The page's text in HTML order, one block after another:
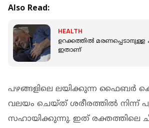
Also Read:
HEALTH
ഉറക്കത്തിൽ
ഇതാണ്
പഴങ്ങളിലെ ലയിക്കുന്ന ഫൈബർ
വലയം ചെയ്ത് ശരീരത്തിൽ നിന്ന്
സഹായിക്കുന്നു. ഇത് രക്തത്തിലെ